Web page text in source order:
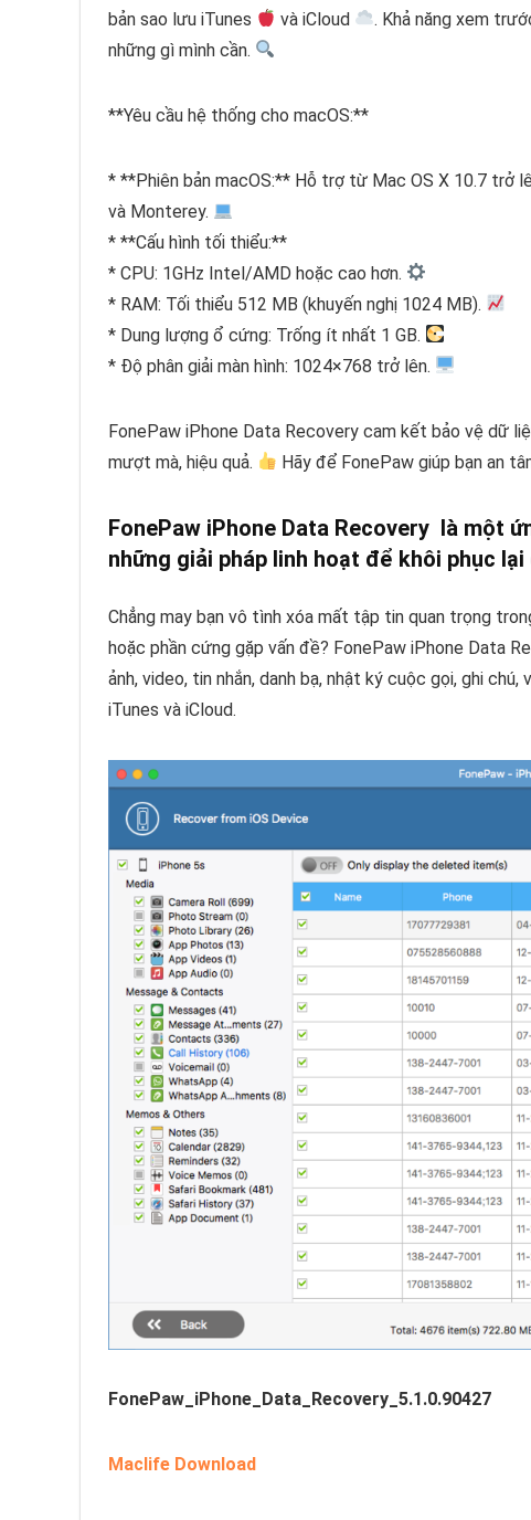
bản sao lưu iTunes
và iCloud
. Khả năng xem
những gì mình cần.
**Yêu cầu hệ thống cho macOS:**
* **Phiên bản macOS:** Hỗ trợ từ Mac OS X 10.7 trở
và Monterey.
* **Cấu hình tối thiểu:**
* CPU: 1GHz Intel/AMD hoặc cao hơn.
* RAM: Tối thiểu 512 MB (khuyến nghị 1024 MB).
* Dung lượng ổ cứng: Trống ít nhất 1 GB.
* Độ phân giải màn hình: 1024×768 trở lên.
FonePaw iPhone Data Recovery cam kết bảo vệ dữ
mượt mà, hiệu quả.
Hãy để FonePaw giúp bạn an
FonePaw iPhone Data Recovery là một
những giải pháp linh hoạt để khôi phục
Chẳng may bạn vô tình xóa mất tập tin quan trọng
hoặc phần cứng gặp vấn đề? FonePaw iPhone Data
ảnh, video, tin nhắn, danh bạ, nhật ký cuộc gọi, ghi
iTunes và iCloud.
FonePaw_iPhone_Data_Recovery_5.1.0.90427
Maclife Download